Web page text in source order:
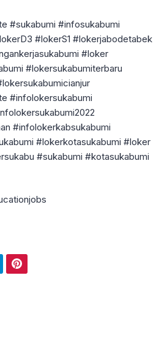
#sukabumi #infosukabumi
#lokerS1 #lokerjabodetabek
#loker
#lokersukabumiterbaru
#infolokersukabumi
#infolokerkabsukabumi
#lokerkotasukabumi #loker
#sukabumi #kotasukabumi